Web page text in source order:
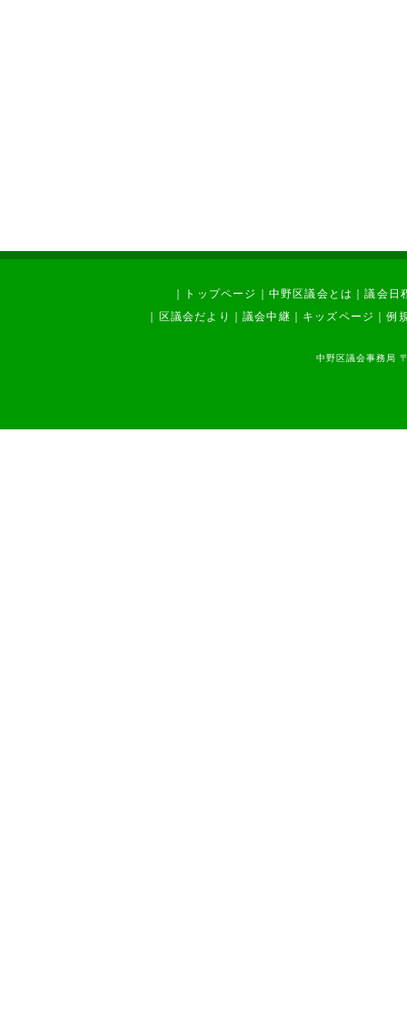
トップページ 中野区議会とは ｜議会日
区議会だより ｜議会中継 キッズページ ｜例
中野区議会事務局